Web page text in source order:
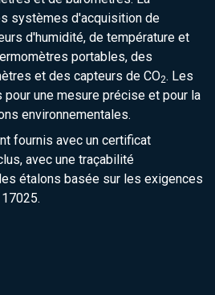
systèmes d'acquisition de
d'humidité, de température et
portables, des
et des capteurs de CO2. Les
une mesure précise et pour la
environnementales.
fournis avec un certificat
avec une traçabilité
étalons basée sur les exigences